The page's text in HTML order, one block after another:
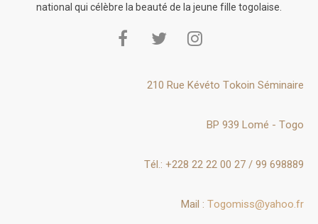
national qui célèbre la beauté de la jeune fille togolaise.
210 Rue Kévéto Tokoin Séminaire
BP 939 Lomé - Togo
Tél.: +228 22 22 00 27 / 99 698889
Mail : Togomiss@yahoo.fr